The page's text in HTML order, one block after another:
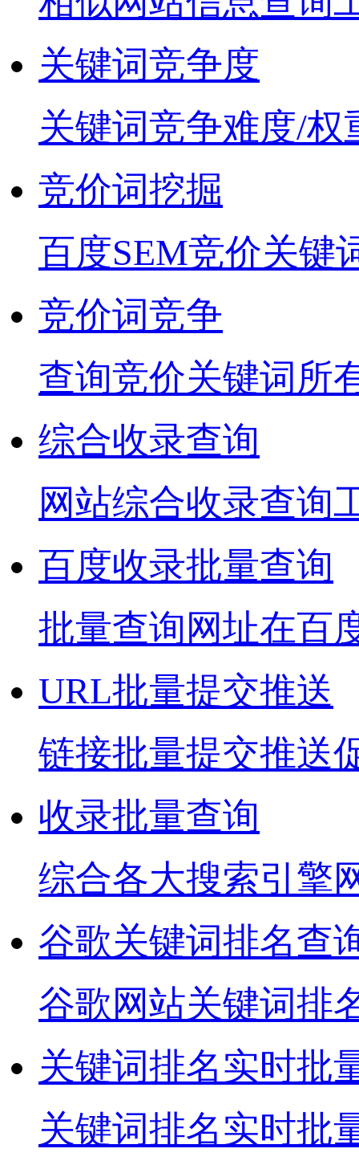
关键词竞争度
关键词竞争难度/权
竞价词挖掘
百度SEM竞价关键
竞价词竞争
查询竞价关键词所
综合收录查询
网站综合收录查询
百度收录批量查询
批量查询网址在百
URL批量提交推送
链接批量提交推送
收录批量查询
综合各大搜索引擎
谷歌关键词排名查
谷歌网站关键词排
关键词排名实时批
关键词排名实时批